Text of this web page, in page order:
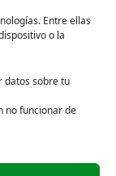
Entre ellas
o la
datos sobre tu
no funcionar de